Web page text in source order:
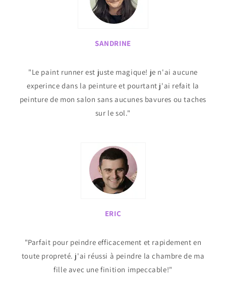
SANDRINE
"Le paint runner est juste magique! je n'ai aucune
experince dans la peinture et pourtant j'ai refait la
peinture de mon salon sans aucunes bavures ou taches
sur le sol."
ERIC
"Parfait pour peindre efficacement et rapidement en
toute propreté. j'ai réussi à peindre la chambre de ma
fille avec une finition impeccable!"